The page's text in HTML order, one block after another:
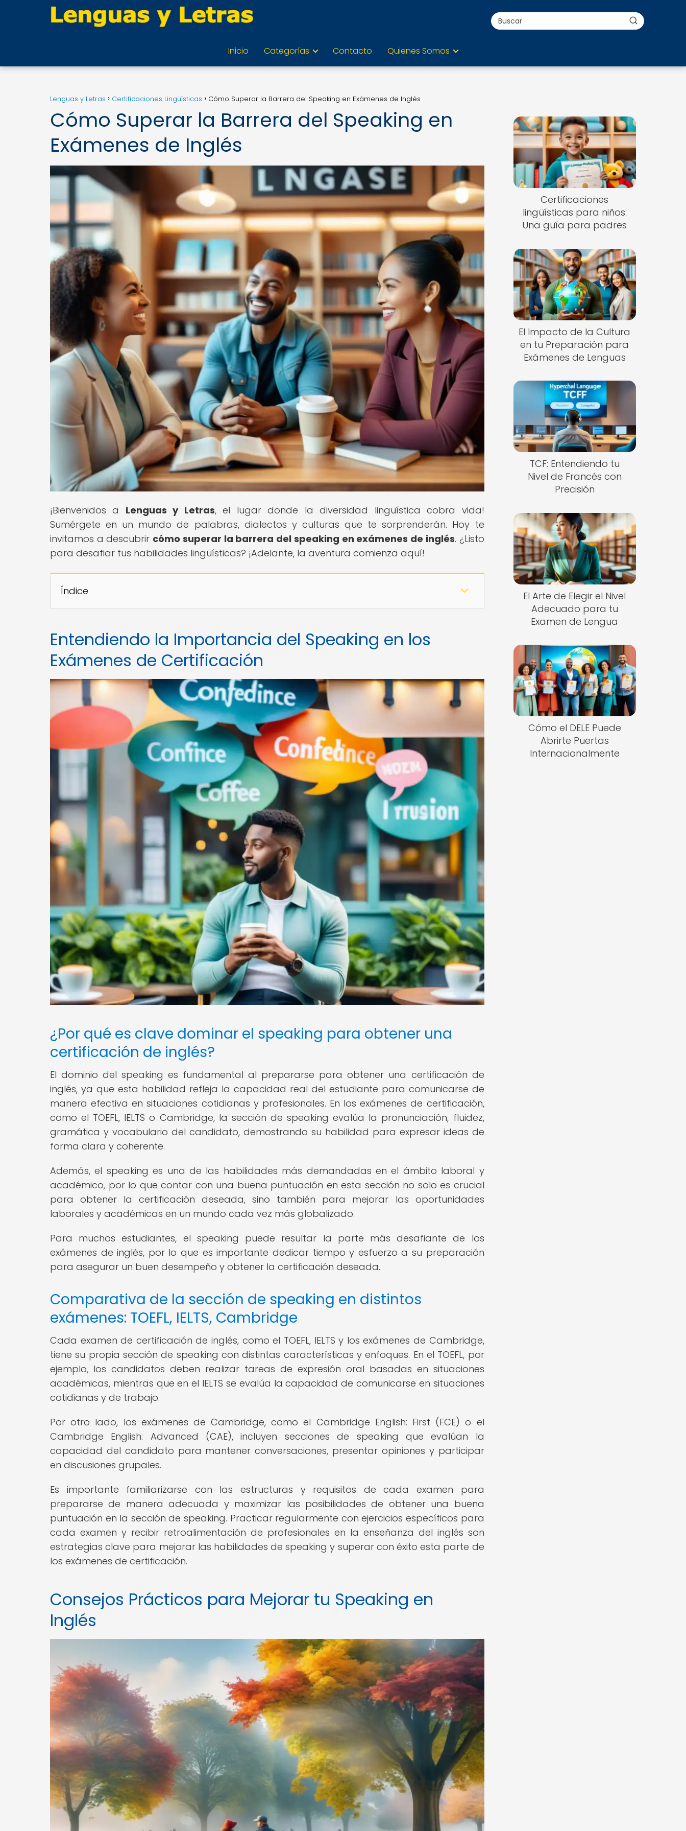
Inicio Categorías Contacto Quienes Somos
Lenguas y Letras Certificaciones Lingüísticas Cómo Superar la Barrera del Speaking en Exámenes de Inglés
Cómo Superar la Barrera del Speaking en
Exámenes de Inglés
¡Bienvenidos a Lenguas y Letras, el lugar donde la diversidad lingüística cobra vida!
Sumérgete en un mundo de palabras, dialectos y culturas que te sorprenderán. Hoy te
invitamos a descubrir cómo superar la barrera del speaking en exámenes de inglés. ¿Listo
para desafiar tus habilidades lingüísticas? ¡Adelante, la aventura comienza aquí!
Índice
Entendiendo la Importancia del Speaking en los
Exámenes de Certificación
¿Por qué es clave dominar el speaking para obtener una
certificación de inglés?
El dominio del speaking es fundamental al prepararse para obtener una certificación de
inglés, ya que esta habilidad refleja la capacidad real del estudiante para comunicarse de
manera efectiva en situaciones cotidianas y profesionales. En los exámenes de certificación,
como el TOEFL, IELTS o Cambridge, la sección de speaking evalúa la pronunciación, fluidez,
gramática y vocabulario del candidato, demostrando su habilidad para expresar ideas de
forma clara y coherente.
Además, el speaking es una de las habilidades más demandadas en el ámbito laboral y
académico, por lo que contar con una buena puntuación en esta sección no solo es crucial
para obtener la certificación deseada, sino también para mejorar las oportunidades
laborales y académicas en un mundo cada vez más globalizado.
Para muchos estudiantes, el speaking puede resultar la parte más desafiante de los
exámenes de inglés, por lo que es importante dedicar tiempo y esfuerzo a su preparación
para asegurar un buen desempeño y obtener la certificación deseada.
Comparativa de la sección de speaking en distintos
exámenes: TOEFL, IELTS, Cambridge
Cada examen de certificación de inglés, como el TOEFL, IELTS y los exámenes de Cambridge,
tiene su propia sección de speaking con distintas características y enfoques. En el TOEFL, por
ejemplo, los candidatos deben realizar tareas de expresión oral basadas en situaciones
académicas, mientras que en el IELTS se evalúa la capacidad de comunicarse en situaciones
cotidianas y de trabajo.
Por otro lado, los exámenes de Cambridge, como el Cambridge English: First (FCE) o el
Cambridge English: Advanced (CAE), incluyen secciones de speaking que evalúan la
capacidad del candidato para mantener conversaciones, presentar opiniones y participar
en discusiones grupales.
Es importante familiarizarse con las estructuras y requisitos de cada examen para
prepararse de manera adecuada y maximizar las posibilidades de obtener una buena
puntuación en la sección de speaking. Practicar regularmente con ejercicios específicos para
cada examen y recibir retroalimentación de profesionales en la enseñanza del inglés son
estrategias clave para mejorar las habilidades de speaking y superar con éxito esta parte de
los exámenes de certificación.
Consejos Prácticos para Mejorar tu Speaking en
Inglés
Certificaciones
lingüísticas para niños:
Una guía para padres
El Impacto de la Cultura
en tu Preparación para
Exámenes de Lenguas
TCF: Entendiendo tu
Nivel de Francés con
Precisión
El Arte de Elegir el Nivel
Adecuado para tu
Examen de Lengua
Cómo el DELE Puede
Abrirte Puertas
Internacionalmente